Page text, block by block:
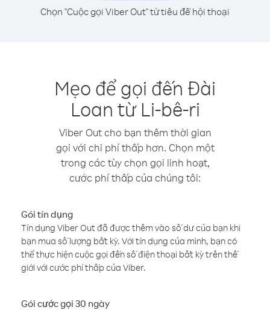
Chọn "Cuộc gọi Viber Out" từ tiêu đề hội thoại
Mẹo để gọi đến Đài
Loan từ Li-bê-ri
Viber Out cho bạn thêm thời gian
gọi với chi phí thấp hơn. Chọn một
trong các tùy chọn gọi linh hoạt,
cước phí thấp của chúng tôi:
Gói tín dụng
Tín dụng Viber Out đã được thêm vào số dư của bạn khi
bạn mua số lượng bất kỳ. Với tín dụng của mình, bạn có
thể thực hiện cuộc gọi đến số điện thoại bất kỳ trên thế
giới với cước phí thấp của Viber.
Gói cước gọi 30 ngày